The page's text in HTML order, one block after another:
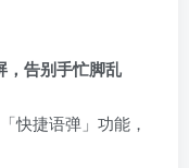
，告别手忙脚乱
快捷语弹」功能，